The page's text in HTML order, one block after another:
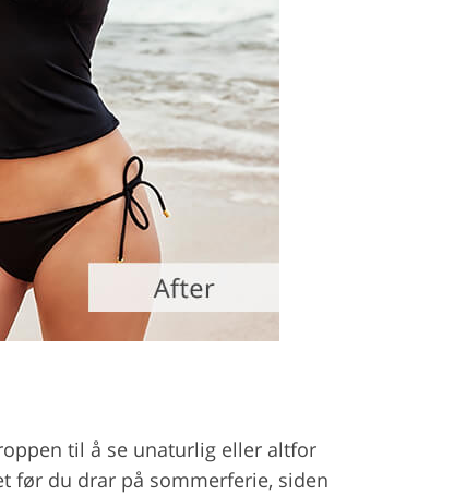
til å se unaturlig eller altfor
før du drar på sommerferie, siden